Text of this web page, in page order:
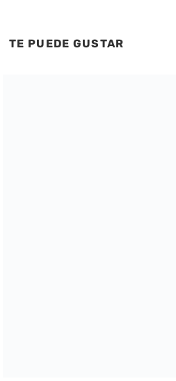
TE PUEDE GUSTAR